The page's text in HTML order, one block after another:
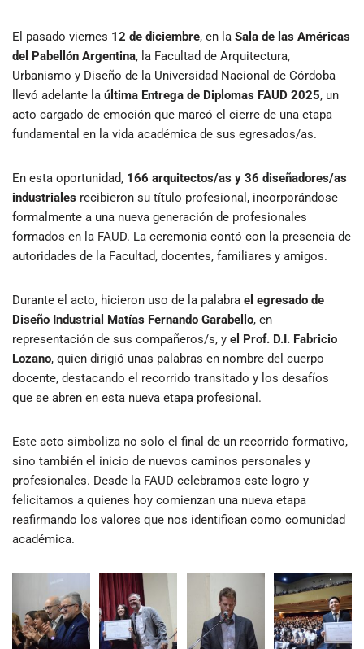
El pasado viernes 12 de diciembre, en la Sala de las Américas
del Pabellón Argentina, la Facultad de Arquitectura,
Urbanismo y Diseño de la Universidad Nacional de Córdoba
llevó adelante la última Entrega de Diplomas FAUD 2025, un
acto cargado de emoción que marcó el cierre de una etapa
fundamental en la vida académica de sus egresados/as.
En esta oportunidad, 166 arquitectos/as y 36 diseñadores/as
industriales recibieron su título profesional, incorporándose
formalmente a una nueva generación de profesionales
formados en la FAUD. La ceremonia contó con la presencia de
autoridades de la Facultad, docentes, familiares y amigos.
Durante el acto, hicieron uso de la palabra el egresado de
Diseño Industrial Matías Fernando Garabello, en
representación de sus compañeros/s, y el Prof. D.I. Fabricio
Lozano, quien dirigió unas palabras en nombre del cuerpo
docente, destacando el recorrido transitado y los desafíos
que se abren en esta nueva etapa profesional.
Este acto simboliza no solo el final de un recorrido formativo,
sino también el inicio de nuevos caminos personales y
profesionales. Desde la FAUD celebramos este logro y
felicitamos a quienes hoy comienzan una nueva etapa
reafirmando los valores que nos identifican como comunidad
académica.